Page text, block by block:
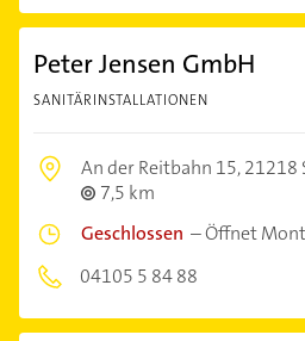
Peter Jensen GmbH
SANITÄRINSTALLATIONEN
An der Reitbahn 15,21218
7,5 km
Geschlossen –Öffnet
04105 5 84 88